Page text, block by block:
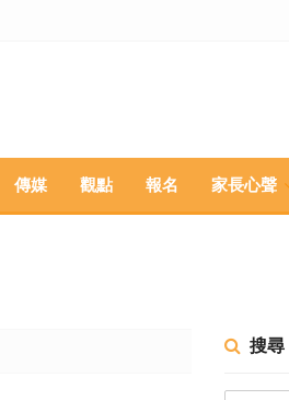
傳媒 觀點 報名 家長心聲
搜尋